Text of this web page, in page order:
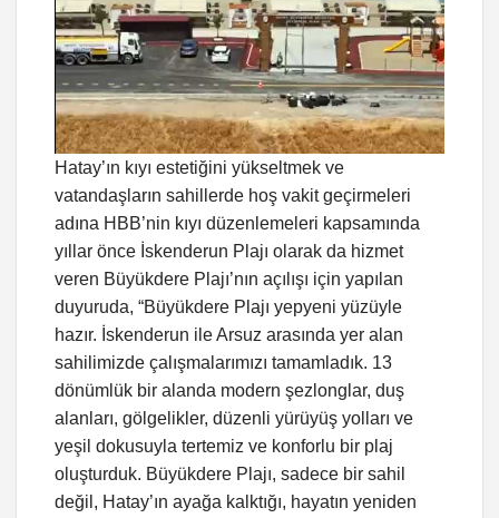
Hatay’ın kıyı estetiğini yükseltmek ve
vatandaşların sahillerde hoş vakit geçirmeleri
adına HBB’nin kıyı düzenlemeleri kapsamında
yıllar önce İskenderun Plajı olarak da hizmet
veren Büyükdere Plajı’nın açılışı için yapılan
duyuruda, “Büyükdere Plajı yepyeni yüzüyle
hazır. İskenderun ile Arsuz arasında yer alan
sahilimizde çalışmalarımızı tamamladık. 13
dönümlük bir alanda modern şezlonglar, duş
alanları, gölgelikler, düzenli yürüyüş yolları ve
yeşil dokusuyla tertemiz ve konforlu bir plaj
oluşturduk. Büyükdere Plajı, sadece bir sahil
değil, Hatay’ın ayağa kalktığı, hayatın yeniden